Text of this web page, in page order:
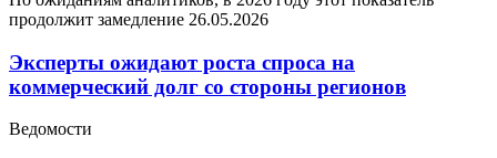
продолжит замедление 26.05.2026
Эксперты ожидают роста спроса на
коммерческий долг со стороны регионов
Ведомости